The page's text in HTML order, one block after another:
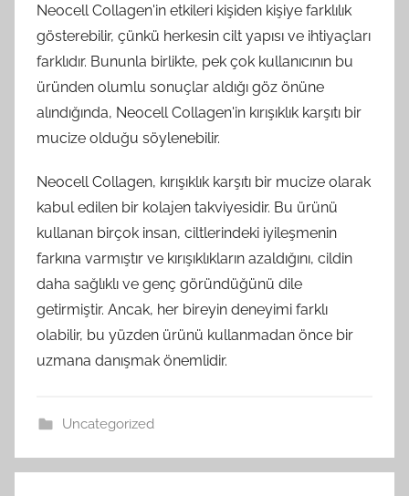
Neocell Collagen'in etkileri kişiden kişiye farklılık
gösterebilir, çünkü herkesin cilt yapısı ve ihtiyaçları
farklıdır. Bununla birlikte, pek çok kullanıcının bu
üründen olumlu sonuçlar aldığı göz önüne
alındığında, Neocell Collagen'in kırışıklık karşıtı bir
mucize olduğu söylenebilir.
Neocell Collagen, kırışıklık karşıtı bir mucize olarak
kabul edilen bir kolajen takviyesidir. Bu ürünü
kullanan birçok insan, ciltlerindeki iyileşmenin
farkına varmıştır ve kırışıklıkların azaldığını, cildin
daha sağlıklı ve genç göründüğünü dile
getirmiştir. Ancak, her bireyin deneyimi farklı
olabilir, bu yüzden ürünü kullanmadan önce bir
uzmana danışmak önemlidir.
Uncategorized